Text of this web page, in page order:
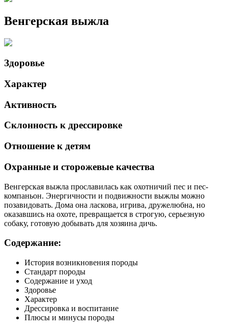
Венгерская выжла
Здоровье
Характер
Активность
Склонность к дрессировке
Отношение к детям
Охранные и сторожевые качества
Венгерская выжла прославилась как охотничий пес и пес-
компаньон. Энергичности и подвижности выжлы можно
позавидовать. Дома она ласкова, игрива, дружелюбна, но
оказавшись на охоте, превращается в строгую, серьезную
собаку, готовую добывать для хозяина дичь.
Содержание:
История возникновения породы
Стандарт породы
Содержание и уход
Здоровье
Характер
Дрессировка и воспитание
Плюсы и минусы породы